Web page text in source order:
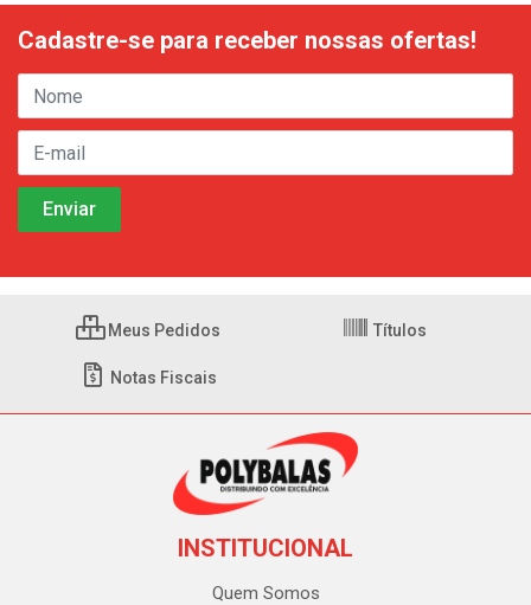
Cadastre-se para receber nossas ofertas!
Meus Pedidos Títulos
Notas Fiscais
INSTITUCIONAL
Quem Somos